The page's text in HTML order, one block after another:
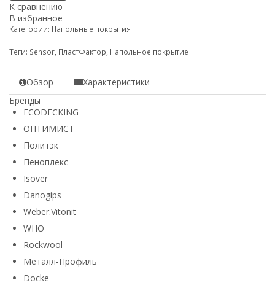
К сравнению
В избранное
Категории: Напольные покрытия
Теги: Sensor ПластФактор Напольное покрытие
Обзор
Характеристики
Бренды
ECODECKING
ОПТИМИСТ
Политэк
Пеноплекс
Isover
Danogips
Weber.Vitonit
WHO
Rockwool
Металл-Профиль
Docke